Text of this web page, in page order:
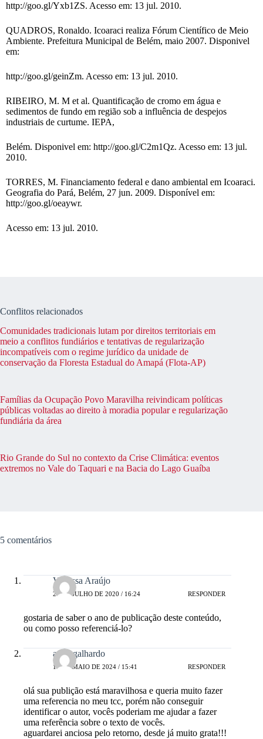
http://goo.gl/Yxb1ZS. Acesso em: 13 jul. 2010.
QUADROS, Ronaldo. Icoaraci realiza Fórum Científico de Meio
Ambiente. Prefeitura Municipal de Belém, maio 2007. Disponivel
em:
http://goo.gl/geinZm. Acesso em: 13 jul. 2010.
RIBEIRO, M. M et al. Quantificação de cromo em água e
sedimentos de fundo em região sob a influência de despejos
industriais de curtume. IEPA,
Belém. Disponivel em: http://goo.gl/C2m1Qz. Acesso em: 13 jul.
2010.
TORRES, M. Financiamento federal e dano ambiental em Icoaraci.
Geografia do Pará, Belém, 27 jun. 2009. Disponível em:
http://goo.gl/oeaywr.
Acesso em: 13 jul. 2010.
Conflitos relacionados
Comunidades tradicionais lutam por direitos territoriais em
meio a conflitos fundiários e tentativas de regularização
incompatíveis com o regime jurídico da unidade de
conservação da Floresta Estadual do Amapá (Flota-AP)
Famílias da Ocupação Povo Maravilha reivindicam políticas
públicas voltadas ao direito à moradia popular e regularização
fundiária da área
Rio Grande do Sul no contexto da Crise Climática: eventos
extremos no Vale do Taquari e na Bacia do Lago Guaíba
5 comentários
Vanessa Araújo
24 DE JULHO DE 2020 / 16:24 RESPONDER
gostaria de saber o ano de publicação deste conteúdo,
ou como posso referenciá-lo?
anna galhardo
19 DE MAIO DE 2024 / 15:41 RESPONDER
olá sua publição está maravilhosa e queria muito fazer
uma referencia no meu tcc, porém não conseguir
identificar o autor, vocês poderiam me ajudar a fazer
uma referência sobre o texto de vocês.
aguardarei anciosa pelo retorno, desde já muito grata!!!